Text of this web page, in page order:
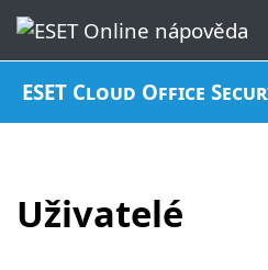
ESET Cloud Office
Uživatelé